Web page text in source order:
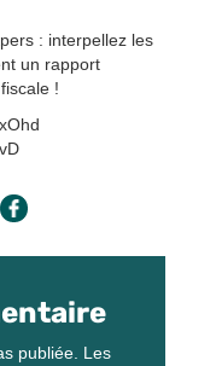
: interpellez les
un rapport
!
publiée. Les